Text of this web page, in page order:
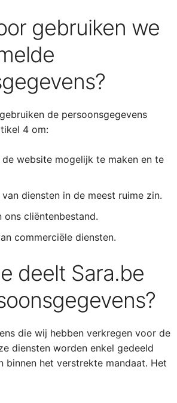
gebruiken we
de persoonsgegevens
4 om:
website mogelijk te maken en te
diensten in de meest ruime zin.
ons cliëntenbestand.
commerciële diensten.
deelt Sara.be
die wij hebben verkregen voor de
diensten worden enkel gedeeld
binnen het verstrekte mandaat. Het